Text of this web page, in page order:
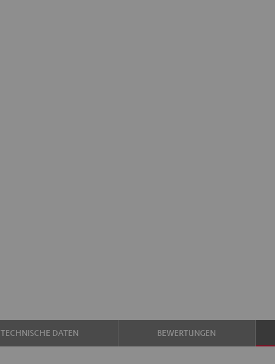
TECHNISCHE DATEN BEWERTUNGEN